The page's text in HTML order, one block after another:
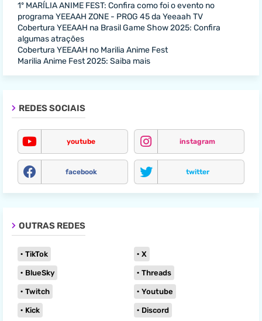
1º MARÍLIA ANIME FEST: Confira como foi o evento no
programa YEEAAH ZONE - PROG 45 da Yeeaah TV
Cobertura YEEAAH na Brasil Game Show 2025: Confira
algumas atrações
Cobertura YEEAAH no Marilia Anime Fest
Marilia Anime Fest 2025: Saiba mais
REDES SOCIAIS
youtube instagram
facebook twitter
OUTRAS REDES
TikTok X
BlueSky Threads
Twitch Youtube
Kick Discord